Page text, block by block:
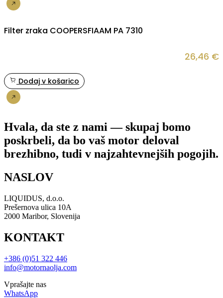
Filter zraka COOPERSFIAAM PA 7310
26,46 €
Dodaj v košarico
Hvala, da ste z nami — skupaj bomo
poskrbeli, da bo vaš motor deloval
brezhibno, tudi v najzahtevnejših pogojih.
NASLOV
LIQUIDUS, d.o.o.
Prešernova ulica 10A
2000 Maribor, Slovenija
KONTAKT
+386 (0)51 322 446
info@motornaolja.com
Vprašajte nas
WhatsApp